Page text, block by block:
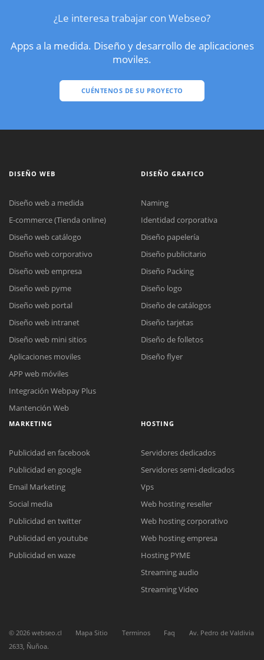
¿Le interesa trabajar con Webseo?
Apps a la medida. Diseño y desarrollo de aplicaciones
moviles.
CUÉNTENOS DE SU PROYECTO
Reunión online
Nuestros ejecutivos le enviarán un correo electrónico con el enlace a
Meet para la reunión online.
Cotización
Chat Online
Todos nuestros ejecutivos están fuera de línea. Complete el formulario
DISEÑO WEB
Diseño web a medida
E-commerce (Tienda online)
Diseño web catálogo
Diseño web corporativo
Diseño web empresa
Diseño web pyme
Diseño web portal
Diseño web intranet
Diseño web mini sitios
Aplicaciones moviles
APP web móviles
Integración Webpay Plus
Mantención Web
DISEÑO GRAFICO
Naming
Identidad corporativa
Diseño papelería
Diseño publicitario
Diseño Packing
Diseño logo
Diseño de catálogos
Diseño tarjetas
Diseño de folletos
Diseño flyer
MARKETING
Publicidad en facebook
Publicidad en google
Email Marketing
Social media
Publicidad en twitter
Publicidad en youtube
Publicidad en waze
HOSTING
Servidores dedicados
Servidores semi-dedicados
Vps
Web hosting reseller
Web hosting corporativo
Web hosting empresa
Hosting PYME
Streaming audio
Streaming Video
© 2026 webseo.cl Mapa Sitio Terminos Faq
Av. Pedro de Valdivia
2633, Ñuñoa.